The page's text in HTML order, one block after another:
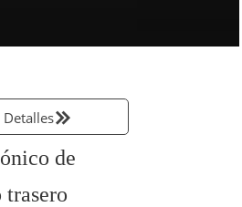
Detalles
de
trasero